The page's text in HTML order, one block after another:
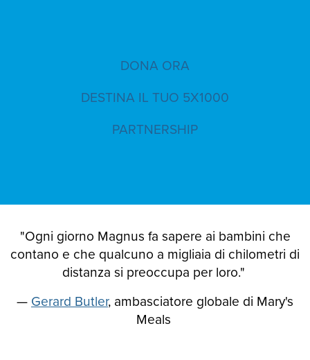
DONA ORA
DESTINA IL TUO 5X1000
PARTNERSHIP
"Ogni giorno Magnus fa sapere ai bambini che
contano e che qualcuno a migliaia di chilometri di
distanza si preoccupa per loro."
— Gerard Butler, ambasciatore globale di Mary's
Meals